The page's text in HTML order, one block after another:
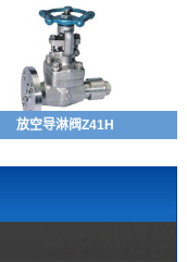
放空导淋阀Z41H